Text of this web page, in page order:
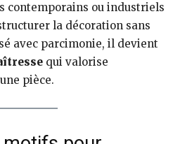
contemporains ou industriels
la décoration sans
avec parcimonie, il devient
qui valorise
pièce.